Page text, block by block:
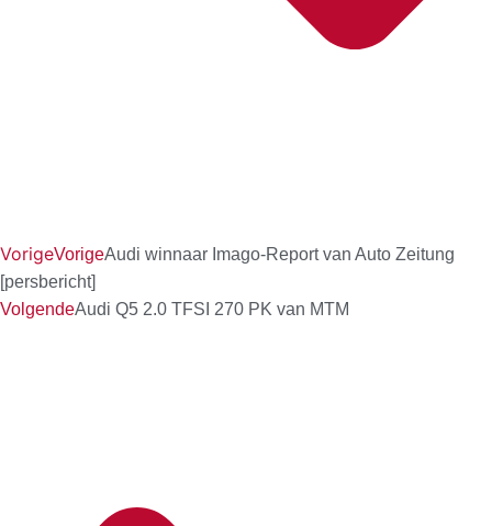
VorigeVorigeAudi winnaar Imago-Report van Auto Zeitung
[persbericht]
VolgendeAudi Q5 2.0 TFSI 270 PK van MTM